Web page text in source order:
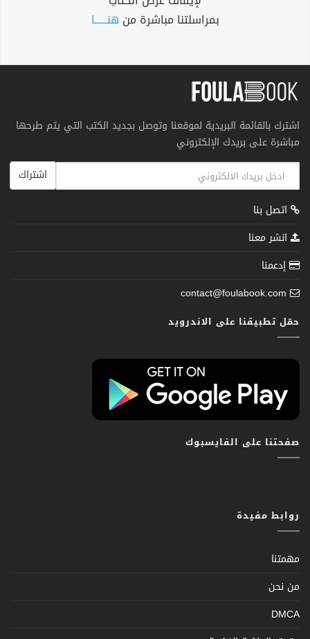
بمراسلتنا مباشرة من هنــــــا
اشترك بالقائمة البريدية لموقعنا وتوصل بجديد الكتب التي يتم طرحها
مباشرة على بريدك الإلكتروني
اشتراك
اتصل بنا
انشر معنا
إدعمنا
contact@foulabook.com
حمّل تطبيقنا على الاندرويد
صفحتنا على الفايسبوك
روابط مفيدة
مهمتنا
من نحن
DMCA